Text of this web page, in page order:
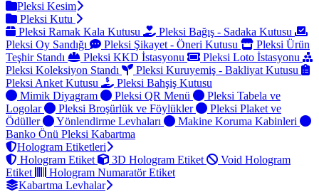
Pleksi Kesim
Pleksi Kutu
Pleksi Ramak Kala Kutusu
Pleksi Bağış - Sadaka Kutusu
Pleksi Oy Sandığı
Pleksi Şikayet - Öneri Kutusu
Pleksi Ürün
Teşhir Standı
Pleksi KKD İstasyonu
Pleksi Loto İstasyonu
Pleksi Koleksiyon Standı
Pleksi Kuruyemiş - Bakliyat Kutusu
Pleksi Anket Kutusu
Pleksi Bahşiş Kutusu
Mimik Diyagram
Pleksi QR Menü
Pleksi Tabela ve
Logolar
Pleksi Broşürlük ve Föylükler
Pleksi Plaket ve
Ödüller
Yönlendirme Levhaları
Makine Koruma Kabinleri
Banko Önü Pleksi Kabartma
Hologram Etiketleri
Hologram Etiket
3D Hologram Etiket
Void Hologram
Etiket
Hologram Numaratör Etiket
Kabartma Levhalar